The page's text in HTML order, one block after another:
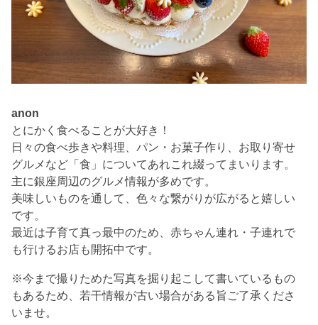
anon
とにかく食べることが大好き！
日々の食べ歩きや料理、パン・お菓子作り、お取り寄せ
グルメなど「食」についてあれこれ綴ってまいります。
主に銀座周辺のグルメ情報が多めです。
美味しいものを通して、色々な繋がりが広がると嬉しい
です。
最近は子育て真っ最中のため、赤ちゃん連れ・子連れで
も行けるお店も開拓中です。
※今まで撮りためた写真を掘り起こして書いているもの
もあるため、若干情報が古い場合がある旨ご了承くださ
いませ。